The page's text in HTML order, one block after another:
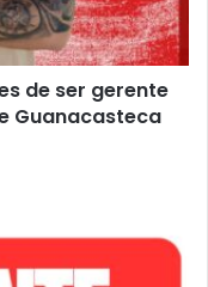
de ser gerente
Guanacasteca